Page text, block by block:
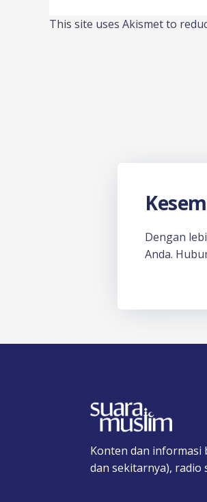
This site uses Akismet to
Dengan
Anda.
Konten dan informasi
dan sekitarnya), radio